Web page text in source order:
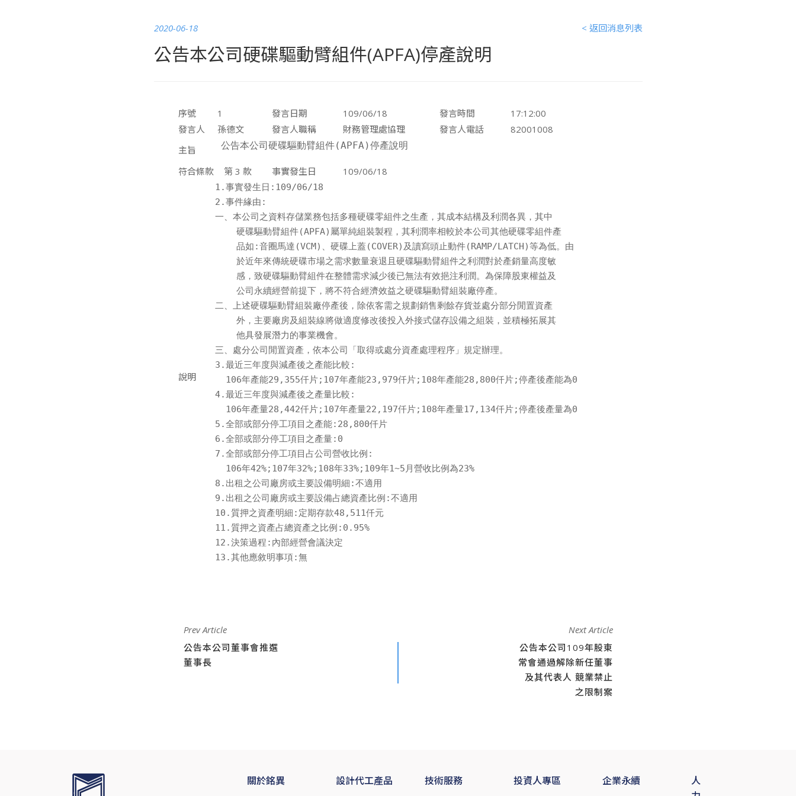
2020-06-18 < 返回消息列表
公告本公司硬碟驅動臂組件(APFA)停產說明
序號 1 發言日期 109/06/18 發言時間
17:12:00
發言人
孫德文 發言人職稱 財務管理處協理 發言人電話
82001008
主旨
公告本公司硬碟驅動臂組件(APFA)停產說明
符合條款 第 3 款 事實發生日 109/06/18
說明
1.事實發生日:109/06/18
2.事件緣由:
一、本公司之資料存儲業務包括多種硬碟零組件之生產，其成本結構及利潤各異，其中
    硬碟驅動臂組件(APFA)屬單純組裝製程，其利潤率相較於本公司其他硬碟零組件產
    品如:音圈馬達(VCM)、硬碟上蓋(COVER)及讀寫頭止動件(RAMP/LATCH)等為低。由
    於近年來傳統硬碟市場之需求數量衰退且硬碟驅動臂組件之利潤對於產銷量高度敏
    感，致硬碟驅動臂組件在整體需求減少後已無法有效挹注利潤。為保障股東權益及
    公司永續經營前提下，將不符合經濟效益之硬碟驅動臂組裝廠停產。
二、上述硬碟驅動臂組裝廠停產後，除依客需之規劃銷售剩餘存貨並處分部分閒置資產
    外，主要廠房及組裝線將做適度修改後投入外接式儲存設備之組裝，並積極拓展其
    他具發展潛力的事業機會。
三、處分公司閒置資產，依本公司「取得或處分資產處理程序」規定辦理。
3.最近三年度與減產後之產能比較:
  106年產能29,355仟片;107年產能23,979仟片;108年產能28,800仟片;停產後產能為0
4.最近三年度與減產後之產量比較:
  106年產量28,442仟片;107年產量22,197仟片;108年產量17,134仟片;停產後產量為0
5.全部或部分停工項目之產能:28,800仟片
6.全部或部分停工項目之產量:0
7.全部或部分停工項目占公司營收比例:
  106年42%;107年32%;108年33%;109年1~5月營收比例為23%
8.出租之公司廠房或主要設備明細:不適用
9.出租之公司廠房或主要設備占總資產比例:不適用
10.質押之資產明細:定期存款48,511仟元
11.質押之資產占總資產之比例:0.95%
12.決策過程:內部經營會議決定
13.其他應敘明事項:無
Prev Article
公告本公司董事會推選
董事長
Next Article
公告本公司109年股東
常會通過解除新任董事
及其代表人 競業禁止
之限制案
關於銘異 設計代工產品 技術服務 投資人專區 企業永續
人